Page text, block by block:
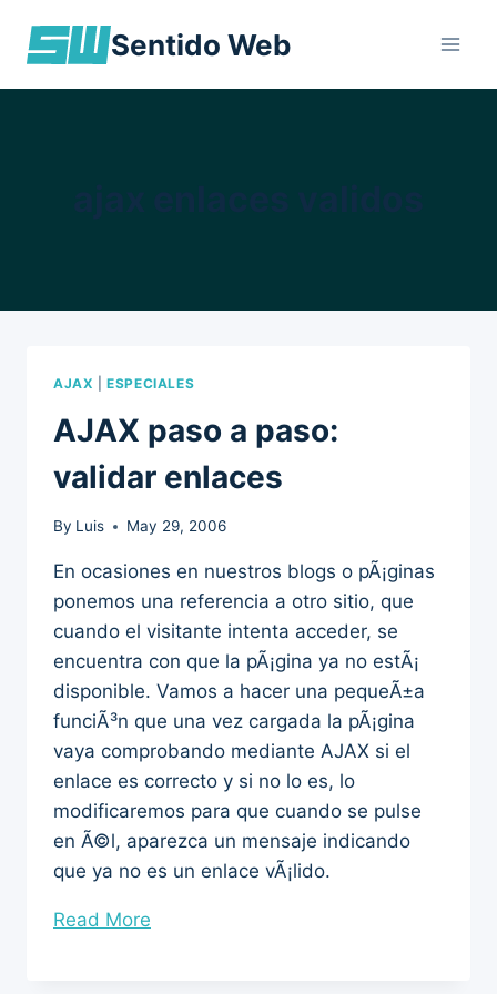
Sentido Web
AJAX |ESPECIALES
AJAX paso a paso:
validar enlaces
By Luis May 29, 2006
En ocasiones en nuestros blogs o pÃ¡ginas
ponemos una referencia a otro sitio, que
cuando el visitante intenta acceder, se
encuentra con que la pÃ¡gina ya no estÃ¡
disponible. Vamos a hacer una pequeÃ±a
funciÃ³n que una vez cargada la pÃ¡gina
vaya comprobando mediante AJAX si el
enlace es correcto y si no lo es, lo
modificaremos para que cuando se pulse
en Ã©l, aparezca un mensaje indicando
que ya no es un enlace vÃ¡lido.
Read More